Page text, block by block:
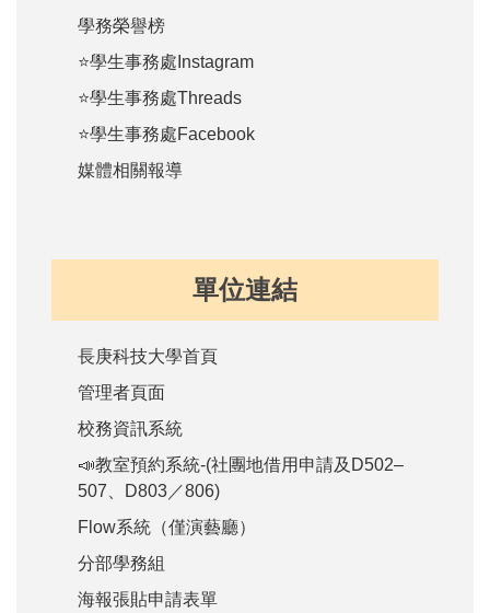
學務榮譽榜
⭐學生事務處Instagram
⭐學生事務處Threads
⭐學生事務處Facebook
媒體相關報導
單位連結
長庚科技大學首頁
管理者頁面
校務資訊系統
📣教室預約系統-(社團地借用申請及D502–
507、D803／806)
Flow系統（僅演藝廳）
分部學務組
海報張貼申請表單